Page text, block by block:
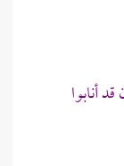
قد أنابوا